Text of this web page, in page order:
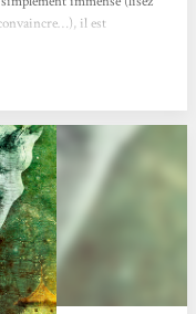
il est
qu’en gros, se lancer